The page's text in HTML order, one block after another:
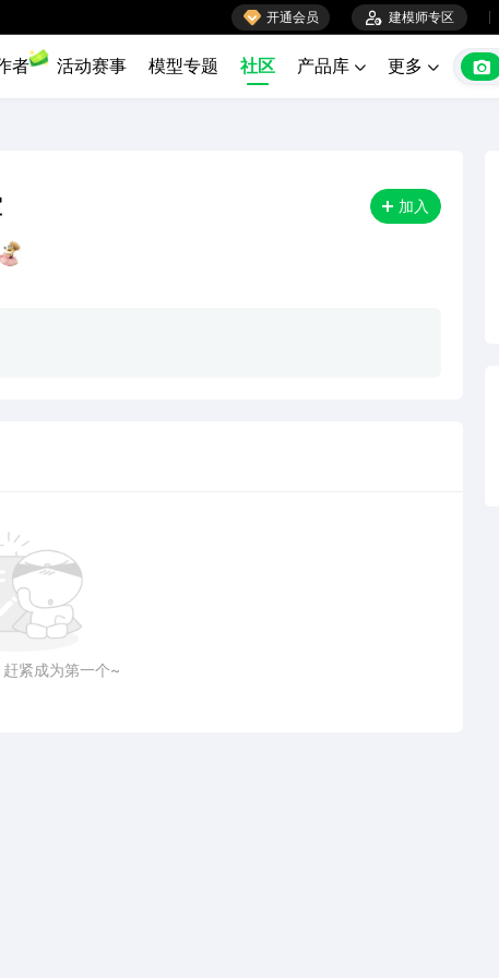
 开通会员  建模师专区
者 活动赛事 模型专题 社区 产品库  更多  
加入
紧成为第一个~